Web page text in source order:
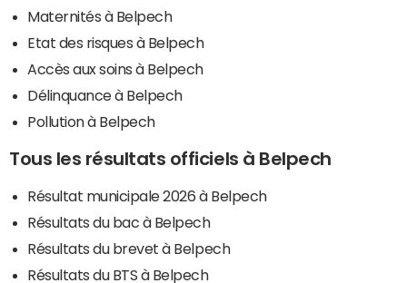
Maternités à Belpech
Etat des risques à Belpech
Accès aux soins à Belpech
Délinquance à Belpech
Pollution à Belpech
Tous les résultats officiels à Belpech
Résultat municipale 2026 à Belpech
Résultats du bac à Belpech
Résultats du brevet à Belpech
Résultats du BTS à Belpech